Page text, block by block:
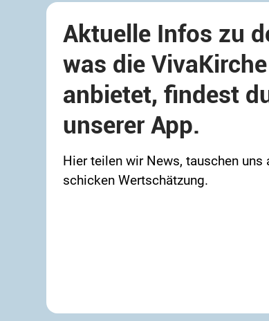
Aktuelle Infos zu
was die VivaKirche
anbietet, findest
unserer App.
Hier teilen wir News, tauschen uns
schicken Wertschätzung.